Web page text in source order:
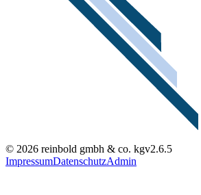
© 2026 reinbold gmbh & co. kgv2.6.5
ImpressumDatenschutzAdmin